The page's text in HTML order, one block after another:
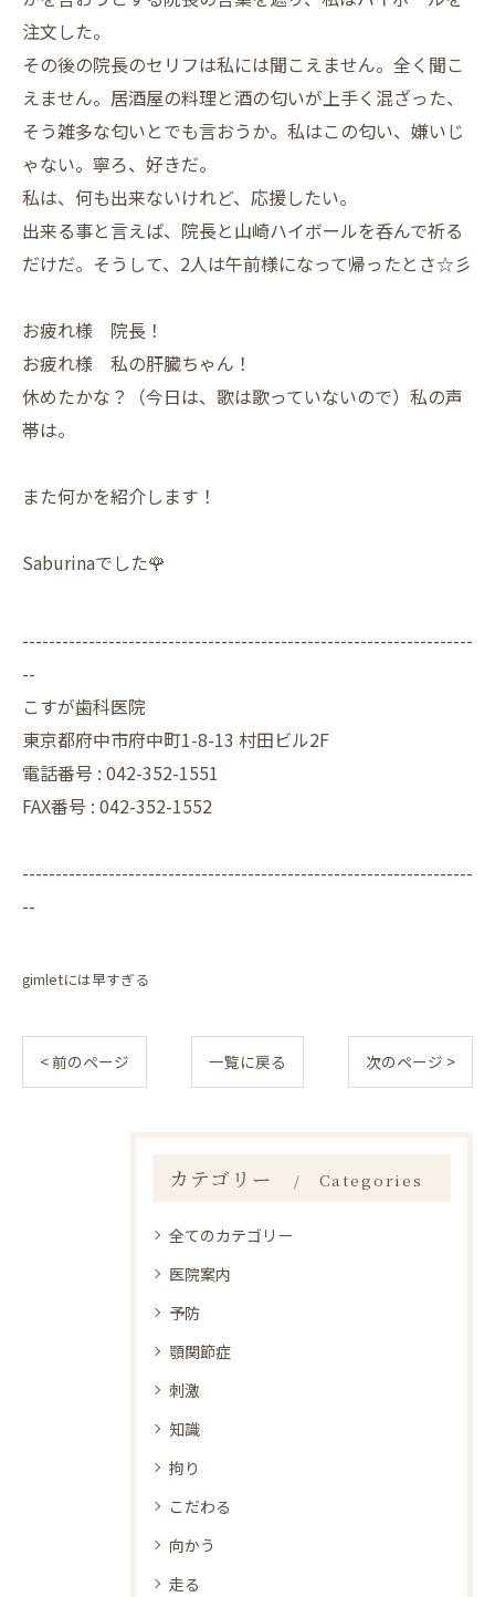
注文した。
その後の院長のセリフは私には聞こえません。全く聞こ
えません。居酒屋の料理と酒の匂いが上手く混ざった、
そう雑多な匂いとでも言おうか。私はこの匂い、嫌いじ
ゃない。寧ろ、好きだ。
私は、何も出来ないけれど、応援したい。
出来る事と言えば、院長と山崎ハイボールを呑んで祈る
だけだ。そうして、2人は午前様になって帰ったとさ☆彡
お疲れ様 院長！
お疲れ様 私の肝臓ちゃん！
休めたかな？（今日は、歌は歌っていないので）私の声
帯は。
また何かを紹介します！
Saburinaでした🌹
--------------------------------------------------------------------
--
こすが歯科医院
東京都府中市府中町1-8-13 村田ビル2F
電話番号 : 042-352-1551
FAX番号 : 042-352-1552
--------------------------------------------------------------------
--
gimletには早すぎる
< 前のページ 一覧に戻る 次のページ >
カテゴリー Categories
全てのカテゴリー
医院案内
予防
顎関節症
刺激
知識
拘り
こだわる
向かう
走る